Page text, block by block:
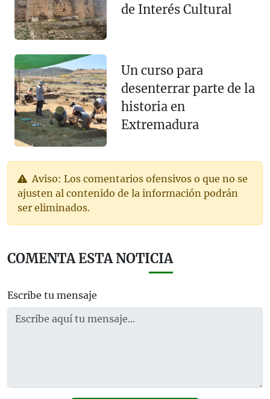
de Interés Cultural
Un curso para
desenterrar parte de la
historia en
Extremadura
Aviso: Los comentarios ofensivos o que no se
ajusten al contenido de la información podrán
ser eliminados.
COMENTA ESTA NOTICIA
Escribe tu mensaje